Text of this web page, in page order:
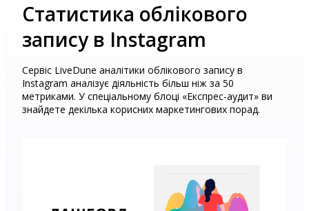
Статистика облікового
запису в Instagram
Сервіс LiveDune аналітики облікового запису в
Instagram аналізує діяльність більш ніж за 50
метриками. У спеціальному блоці «Експрес-аудит» ви
знайдете декілька корисних маркетингових порад.